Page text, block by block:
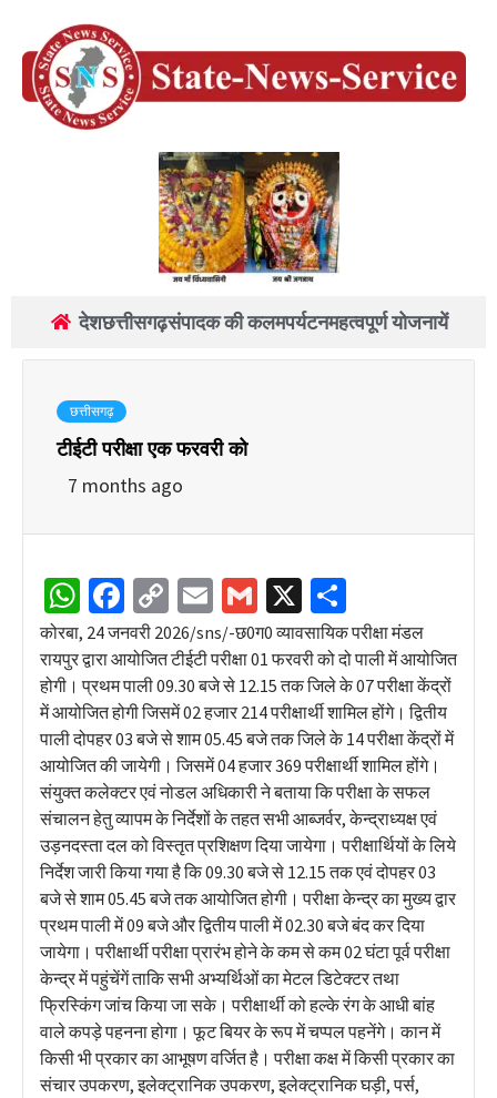
देशछत्तीसगढ़संपादक की कलमपर्यटनमहत्वपूर्ण योजनायें
छत्तीसगढ़
टीईटी परीक्षा एक फरवरी को
7 months ago
WhatsApp
Facebook
Copy
Link
EmailGmail
X
कोरबा, 24 जनवरी 2026/sns/-छ0ग0 व्यावसायिक परीक्षा मंडल
रायपुर द्वारा आयोजित टीईटी परीक्षा 01 फरवरी को दो पाली में आयोजित
होगी। प्रथम पाली 09.30 बजे से 12.15 तक जिले के 07 परीक्षा केंद्रों
में आयोजित होगी जिसमें 02 हजार 214 परीक्षार्थी शामिल होंगे। द्वितीय
पाली दोपहर 03 बजे से शाम 05.45 बजे तक जिले के 14 परीक्षा केंद्रों में
आयोजित की जायेगी। जिसमें 04 हजार 369 परीक्षार्थी शामिल होंगे।
संयुक्त कलेक्टर एवं नोडल अधिकारी ने बताया कि परीक्षा के सफल
संचालन हेतु व्यापम के निर्देशों के तहत सभी आब्जर्वर, केन्द्राध्यक्ष एवं
उड़नदस्ता दल को विस्तृत प्रशिक्षण दिया जायेगा। परीक्षार्थियों के लिये
निर्देश जारी किया गया है कि 09.30 बजे से 12.15 तक एवं दोपहर 03
बजे से शाम 05.45 बजे तक आयोजित होगी। परीक्षा केन्द्र का मुख्य द्वार
प्रथम पाली में 09 बजे और द्वितीय पाली में 02.30 बजे बंद कर दिया
जायेगा। परीक्षार्थी परीक्षा प्रारंभ होने के कम से कम 02 घंटा पूर्व परीक्षा
केन्द्र में पहुंचेंगें ताकि सभी अभ्यर्थिओं का मेटल डिटेक्टर तथा
फ्रिस्किंग जांच किया जा सके। परीक्षार्थी को हल्के रंग के आधी बांह
वाले कपड़े पहनना होगा। फूट बियर के रूप में चप्पल पहनेंगे। कान में
किसी भी प्रकार का आभूषण वर्जित है। परीक्षा कक्ष में किसी प्रकार का
संचार उपकरण, इलेक्ट्रानिक उपकरण, इलेक्ट्रानिक घड़ी, पर्स,